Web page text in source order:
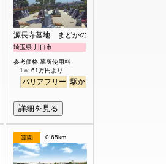
の郷
永代供養
源長寺墓地 まどかの杜
埼玉県 川口市
参考価格:墓所使用料
1㎡ 61万円より
バリアフリー 駅から徒歩
詳細を見る
霊園 0.65km